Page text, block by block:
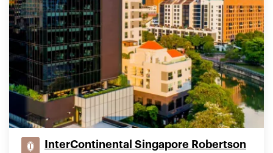
InterContinental Singapore Robertson